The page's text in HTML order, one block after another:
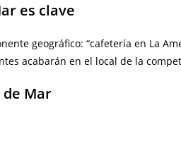
es clave
geográfico: “cafetería en La
acabarán en el local de la
Mar